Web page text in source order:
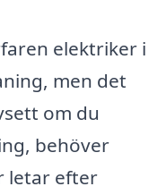
elektriker i
men det
om du
behöver
letar efter